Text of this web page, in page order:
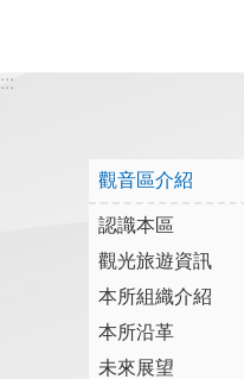
:::
觀音區介紹
認識本區
觀光旅遊資訊
本所組織介紹
本所沿革
未來展望